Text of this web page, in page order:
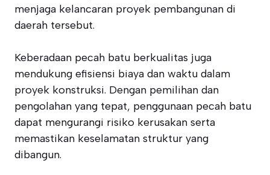
menjaga kelancaran proyek pembangunan di
daerah tersebut.
Keberadaan pecah batu berkualitas juga
mendukung efisiensi biaya dan waktu dalam
proyek konstruksi. Dengan pemilihan dan
pengolahan yang tepat, penggunaan pecah batu
dapat mengurangi risiko kerusakan serta
memastikan keselamatan struktur yang
dibangun.